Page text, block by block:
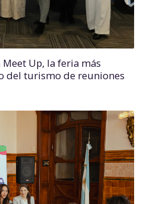
Up, la feria más
del turismo de reuniones